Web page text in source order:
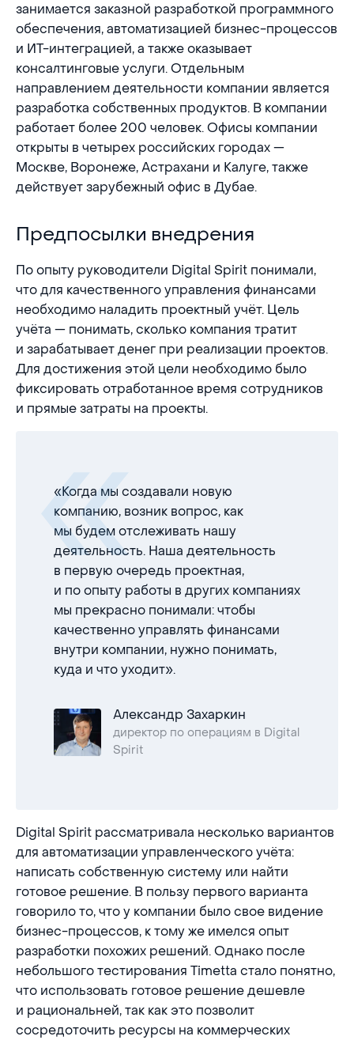
занимается заказной разработкой программного
обеспечения, автоматизацией бизнес-процессов
и ИТ-интеграцией, а также оказывает
консалтинговые услуги. Отдельным
направлением деятельности компании является
разработка собственных продуктов. В компании
работает более 200 человек. Офисы компании
открыты в четырех российских городах —
Москве, Воронеже, Астрахани и Калуге, также
действует зарубежный офис в Дубае.
Предпосылки внедрения
Предпосылки внедрения
По опыту руководители Digital Spirit понимали,
что для качественного управления финансами
необходимо наладить проектный учёт. Цель
учёта — понимать, сколько компания тратит
и зарабатывает денег при реализации проектов.
Для достижения этой цели необходимо было
фиксировать отработанное время сотрудников
и прямые затраты на проекты.
«Когда мы создавали новую
компанию, возник вопрос, как
мы будем отслеживать нашу
деятельность. Наша деятельность
в первую очередь проектная,
и по опыту работы в других компаниях
мы прекрасно понимали: чтобы
качественно управлять финансами
внутри компании, нужно понимать,
куда и что уходит».
Александр Захаркин
директор по операциям в Digital
Spirit
Digital Spirit рассматривала несколько вариантов
для автоматизации управленческого учёта:
написать собственную систему или найти
готовое решение. В пользу первого варианта
говорило то, что у компании было свое видение
бизнес-процессов, к тому же имелся опыт
разработки похожих решений. Однако после
небольшого тестирования Timetta стало понятно,
что использовать готовое решение дешевле
и рациональней, так как это позволит
сосредоточить ресурсы на коммерческих